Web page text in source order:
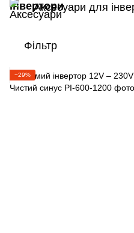
Аксесуари для
Фільтр
−29%